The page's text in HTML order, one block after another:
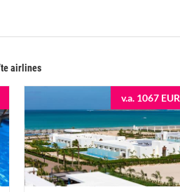
airlines
v.a. 1067 EUR